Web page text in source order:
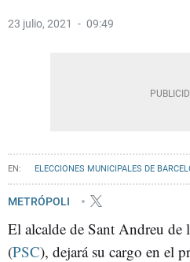
23 julio, 2021 09:49
ELECCIONES MUNICIPALES DE
METRÓPOLI
El alcalde de Sant Andreu de
(PSC), dejará su cargo en el